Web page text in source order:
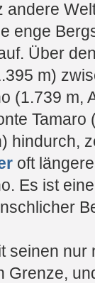
andere
enge
Über
m)
(1.739 m,
Tamaro
hindurch,
oft
Es ist
seinen nur
Grenze,